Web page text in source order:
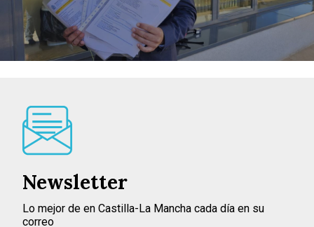
Newsletter
Lo mejor de en Castilla-La Mancha cada día en su
correo